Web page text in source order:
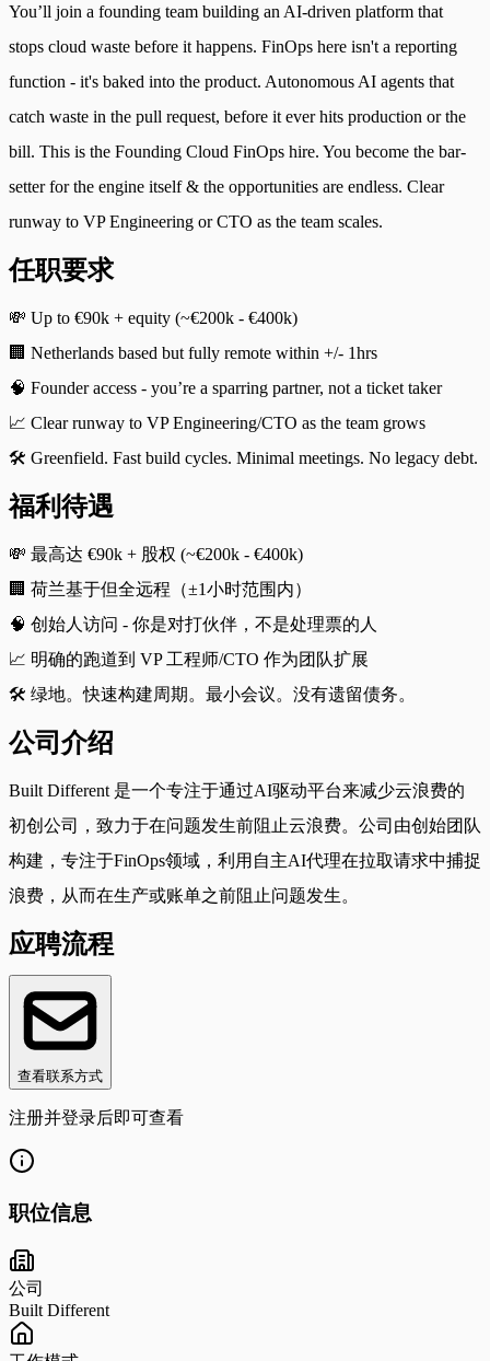
You’ll join a founding team building an AI-driven platform that
stops cloud waste before it happens. FinOps here isn't a reporting
function - it's baked into the product. Autonomous AI agents that
catch waste in the pull request, before it ever hits production or the
bill. This is the Founding Cloud FinOps hire. You become the bar-
setter for the engine itself & the opportunities are endless. Clear
runway to VP Engineering or CTO as the team scales.
任职要求
💸 Up to €90k + equity (~€200k - €400k)
🏢 Netherlands based but fully remote within +/- 1hrs
🧠 Founder access - you’re a sparring partner, not a ticket taker
📈 Clear runway to VP Engineering/CTO as the team grows
🛠️ Greenfield. Fast build cycles. Minimal meetings. No legacy debt.
福利待遇
💸 最高达 €90k + 股权 (~€200k - €400k)
🏢 荷兰基于但全远程（±1小时范围内）
🧠 创始人访问 - 你是对打伙伴，不是处理票的人
📈 明确的跑道到 VP 工程师/CTO 作为团队扩展
🛠️ 绿地。快速构建周期。最小会议。没有遗留债务。
公司介绍
Built Different 是一个专注于通过AI驱动平台来减少云浪费的
初创公司，致力于在问题发生前阻止云浪费。公司由创始团队
构建，专注于FinOps领域，利用自主AI代理在拉取请求中捕捉
浪费，从而在生产或账单之前阻止问题发生。
应聘流程
查看联系方式
注册并登录后即可查看
职位信息
公司
Built Different